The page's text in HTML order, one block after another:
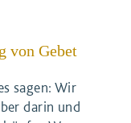
von Gebet
sagen: Wir
darin und